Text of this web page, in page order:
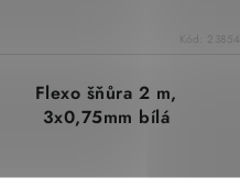
Kód: 23854
Flexo šňůra 2 m,
3x0,75mm bílá